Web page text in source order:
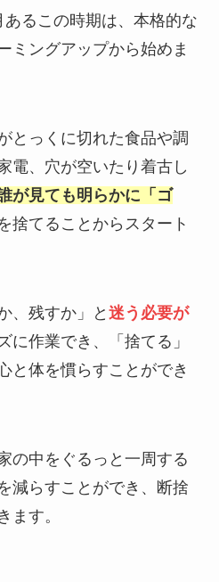
るこの時期は、本格的な
ミングアップから始めま
とっくに切れた食品や調
電、穴が空いたり着古し
が見ても明らかに「ゴ
捨てることからスタート
、残すか」と 迷う必要が
に作業でき、「捨てる」
と体を慣らすことができ
の中をぐるっと一周する
減らすことができ、断捨
ます。